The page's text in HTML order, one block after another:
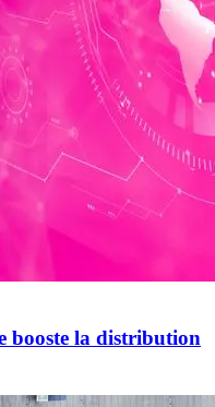
booste la distribution